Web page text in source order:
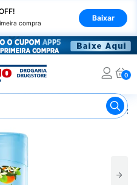
compra
Baixar
0
Desodorante